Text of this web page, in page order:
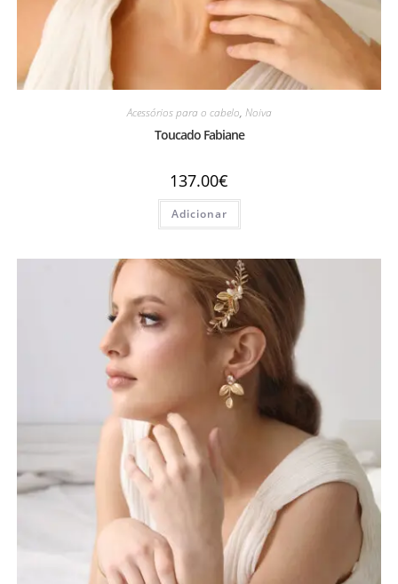
Acessórios para o cabelo, Noiva
Toucado Fabiane
137.00€
Adicionar